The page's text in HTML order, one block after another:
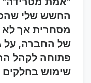
החשש שלי
מסחרית אך לא
של החברה, על
פתוחה לקהל
שימוש